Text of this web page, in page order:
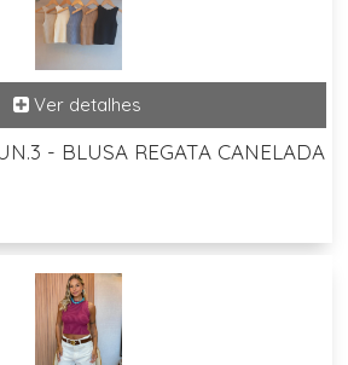
- BLUSA REGATA CANELADA